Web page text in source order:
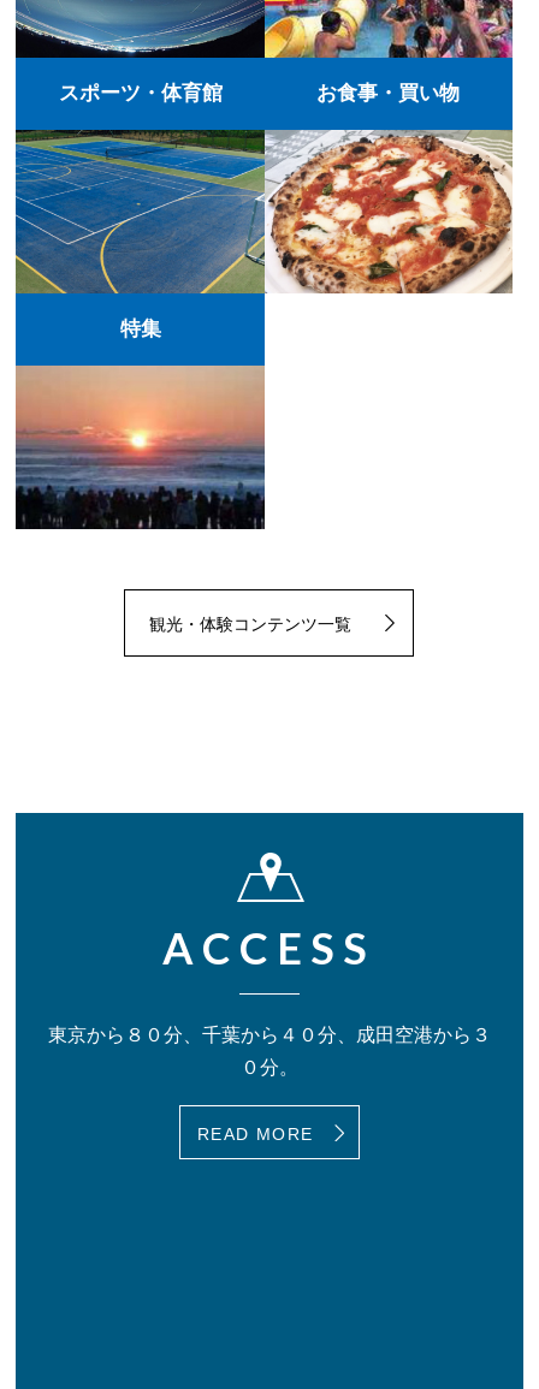
スポーツ・体育館 お食事・買い物
特集
観光・体験コンテンツ一覧
ACCESS
東京から８０分、千葉から４０分、
成田空港から３
０分。
READ MORE